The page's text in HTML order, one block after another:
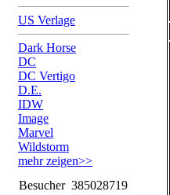
US Verlage
Dark Horse
DC
DC Vertigo
D.E.
IDW
Image
Marvel
Wildstorm
mehr zeigen>>
Besucher 385028719